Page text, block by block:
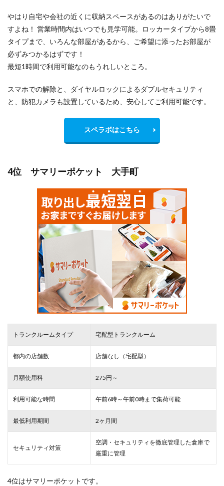
やはり自宅や会社の近くに収納スペースがあるのはありがたいで
すよね！ 営業時間内はいつでも見学可能。ロッカータイプから8畳
タイプまで、いろんな部屋があるから、ご希望に添ったお部屋が
必ずみつかるはずです！
最短1時間で利用可能なのもうれしいところ。
スマホでの解除と、ダイヤルロックによるダブルセキュリティ
と、防犯カメラも設置しているため、安心してご利用可能です。
スペラボはこちら
4位 サマリーポケット 大手町
トランクルームタイプ 宅配型トランクルーム
都内の店舗数 店舗なし（宅配型）
月額使用料 275円～
利用可能な時間 午前6時～午前0時まで集荷可能
最低利用期間 2ヶ月間
セキュリティ対策
空調・セキュリティを徹底管理した倉庫で
厳重に管理
4位はサマリーポケットです。